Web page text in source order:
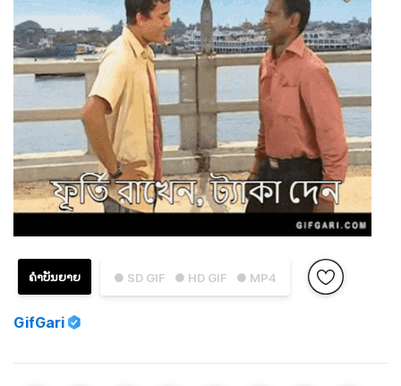
● SD GIF ● HD GIF ● MP4
ຄຳບັນຍາຍ
GifGari